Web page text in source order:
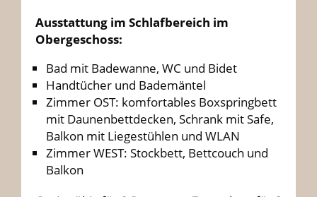
Ausstattung im Schlafbereich im
Obergeschoss:
Bad mit Badewanne, WC und Bidet
Handtücher und Bademäntel
Zimmer OST: komfortables Boxspringbett
mit Daunenbettdecken, Schrank mit Safe,
Balkon mit Liegestühlen und WLAN
Zimmer WEST: Stockbett, Bettcouch und
Balkon